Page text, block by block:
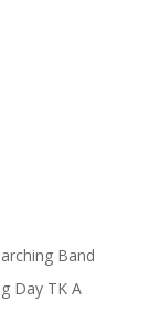
Band
Day TK A